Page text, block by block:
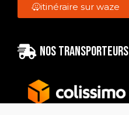
itinéraire sur waze
Nos transporteurs